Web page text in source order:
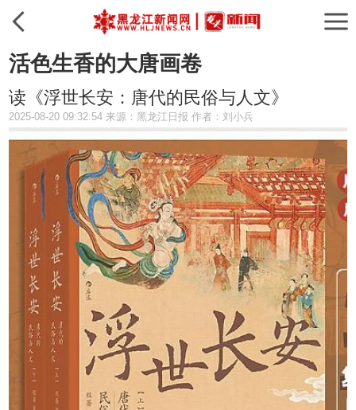
活色生香的大唐画卷
读《浮世长安：唐代的民俗与人文》
2025-08-20 09:32:54 来源：黑龙江日报 作者：刘小兵